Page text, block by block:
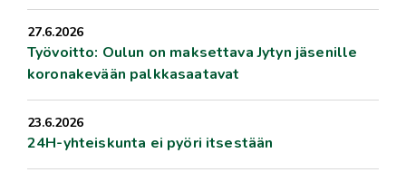
27.6.2026
Työvoitto: Oulun on maksettava Jytyn jäsenille
koronakevään palkkasaatavat
23.6.2026
24H-yhteiskunta ei pyöri itsestään